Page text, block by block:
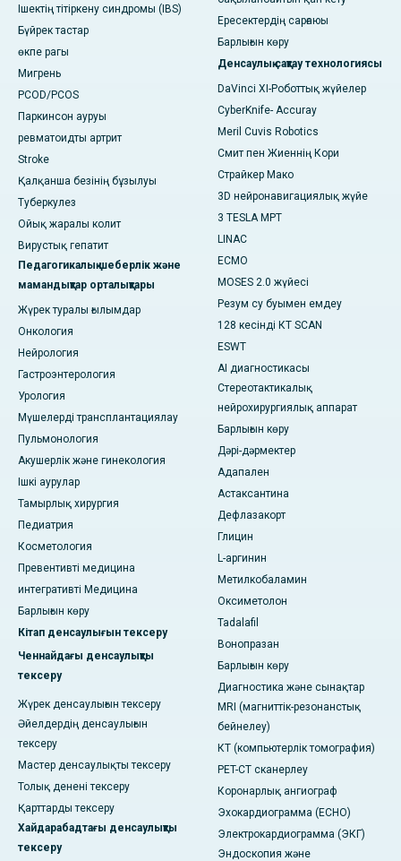
Ішектің тітіркену синдромы (IBS)
Бүйрек тастар
өкпе рагы
Мигрень
PCOD/PCOS
Паркинсон ауруы
ревматоидты артрит
Stroke
Қалқанша безінің бұзылуы
Туберкулез
Ойық жаралы колит
Вирустық гепатит
Педагогикалық шеберлік және
мамандықтар орталықтары
Жүрек туралы ғылымдар
Онкология
Нейрология
Гастроэнтерология
Урология
Мүшелерді трансплантациялау
Пульмонология
Акушерлік және гинекология
Ішкі аурулар
Тамырлық хирургия
Педиатрия
Косметология
Превентивті медицина
интегративті Медицина
Барлығын көру
Кітап денсаулығын тексеру
Ченнайдағы денсаулықты
тексеру
Жүрек денсаулығын тексеру
Әйелдердің денсаулығын
тексеру
Мастер денсаулықты тексеру
Толық денені тексеру
Қарттарды тексеру
Хайдарабадтағы денсаулықты
тексеру
Ересектердің сарғаюы
Барлығын көру
Денсаулық сақтау технологиясы
DaVinci XI-Роботтық жүйелер
CyberKnife- Accuray
Meril Cuvis Robotics
Смит пен Жиеннің Кори
Страйкер Мако
3D нейронавигациялық жүйе
3 TESLA МРТ
LINAC
ECMO
MOSES 2.0 жүйесі
Резум су буымен емдеу
128 кесінді КТ SCAN
ESWT
AI диагностикасы
Стереотактикалық
нейрохирургиялық аппарат
Барлығын көру
Дәрі-дәрмектер
Адапален
Астаксантина
Дефлазакорт
Глицин
L-аргинин
Метилкобаламин
Оксиметолон
Tadalafil
Вонопразан
Барлығын көру
Диагностика және сынақтар
MRI (магниттік-резонанстық
бейнелеу)
КТ (компьютерлік томография)
PET-CT сканерлеу
Коронарлық ангиограф
Эхокардиограмма (ECHO)
Электрокардиограмма (ЭКГ)
Эндоскопия және